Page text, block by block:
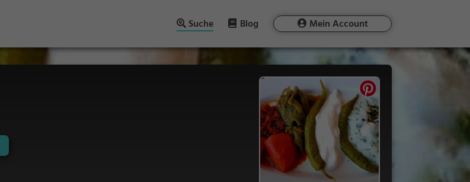
Suche Blog Mein Account